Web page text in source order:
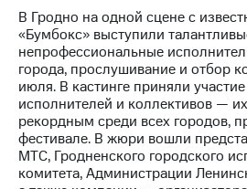
Достижения
Интервью
Финансовая
отчетность
Контакты
В Гродно на одной сцене с
«Бумбокс» выступили
непрофессиональные
города, прослушивание и отбор
июля. В кастинге приняли
исполнителей и коллективов —
рекордным среди всех городов,
фестивале. В жюри вошли
МТС, Гродненского городского
комитета, Администрации